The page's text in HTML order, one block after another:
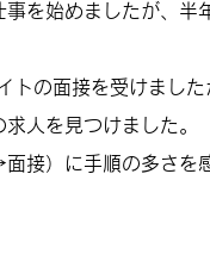
を始めましたが、半
の面接を受けました
人を見つけました。
）に手順の多さを